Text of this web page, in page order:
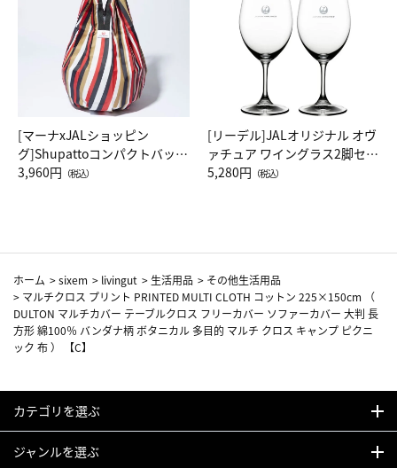
[マーナxJALショッピン
グ]Shupattoコンパクトバッグ
Drop JAL客室乗務員（LC）ス
3,960円 （税込）
[リーデル]JALオリジナル オヴ
ァチュア ワイングラス2脚セッ
ト（レッドワイン）
5,280円 （税込）
ホーム >sixem > livingut > 生活用品 > その他生活用品
> マルチクロス プリント PRINTED MULTI CLOTH コットン 225×150cm （
DULTON マルチカバー テーブルクロス フリーカバー ソファーカバー 大判 長
方形 綿100％ バンダナ柄 ボタニカル 多目的 マルチ クロス キャンプ ピクニ
ック 布 ） 【C】
カテゴリを選ぶ
ジャンルを選ぶ